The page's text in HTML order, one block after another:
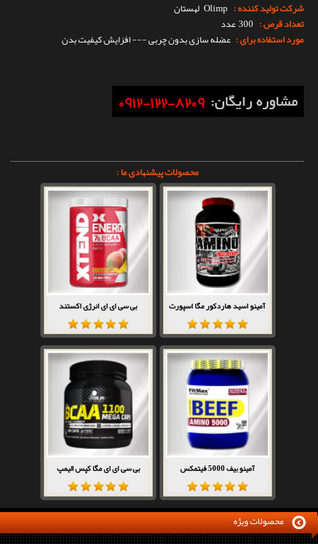
شرکت تولید کننده : Olimp لهستان
تعداد قرص : 300 عدد
مورد استفاده برای : عضله سازی بدون چربی --- افزایش کیفیت بدن
محصولات پیشنهادی ما :
آمینو اسید هاردکور مگا اسپورت بی سی ای ای انرژی اکستند
آمینو بیف 5000 فیتمکس بی سی ای ای مگا کپس الیمپ
محصولات ویژه